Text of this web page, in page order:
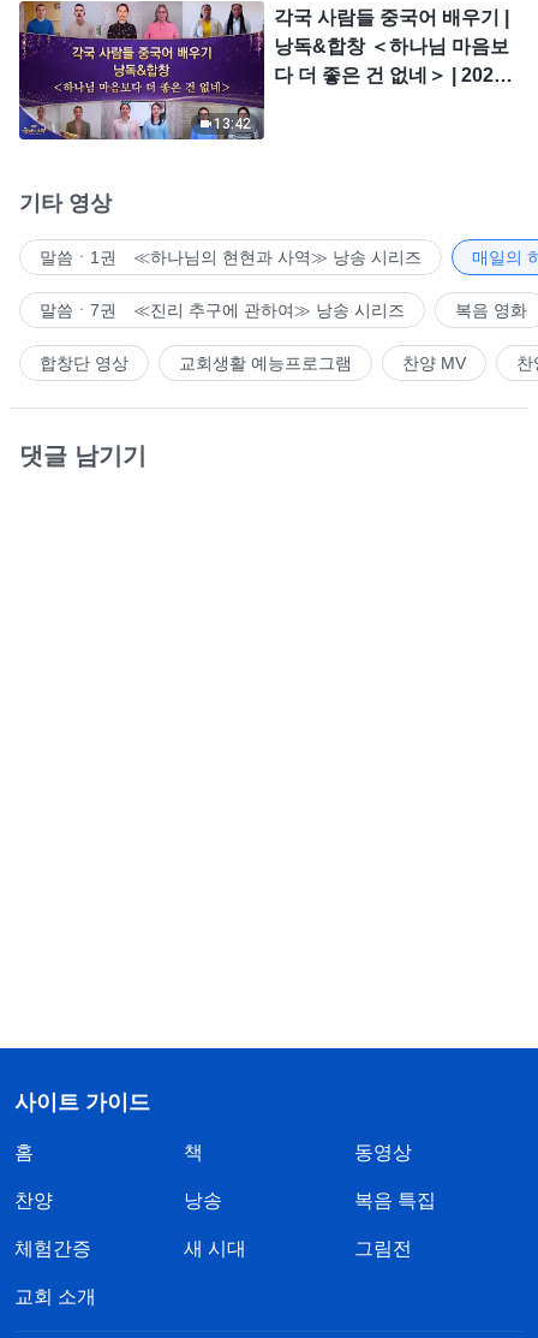
13:42
각국 사람들 중국어 배우기 |
낭독&합창 ＜하나님 마음보
다 더 좋은 건 없네＞ | 2026
기타 영상
말씀ㆍ1권 ≪하나님의 현현과 사역≫ 낭송 시리즈 매일의
말씀ㆍ7권 ≪진리 추구에 관하여≫ 낭송 시리즈 복음 영화
합창단 영상 교회생활 예능프로그램 찬양 MV 찬
댓글 남기기
사이트 가이드
홈 책 동영상
찬양 낭송 복음 특집
체험간증 새 시대 그림전
교회 소개